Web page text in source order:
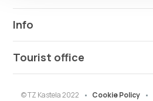
Info
Tourist office
© TZ Kastela 2022 Cookie Policy